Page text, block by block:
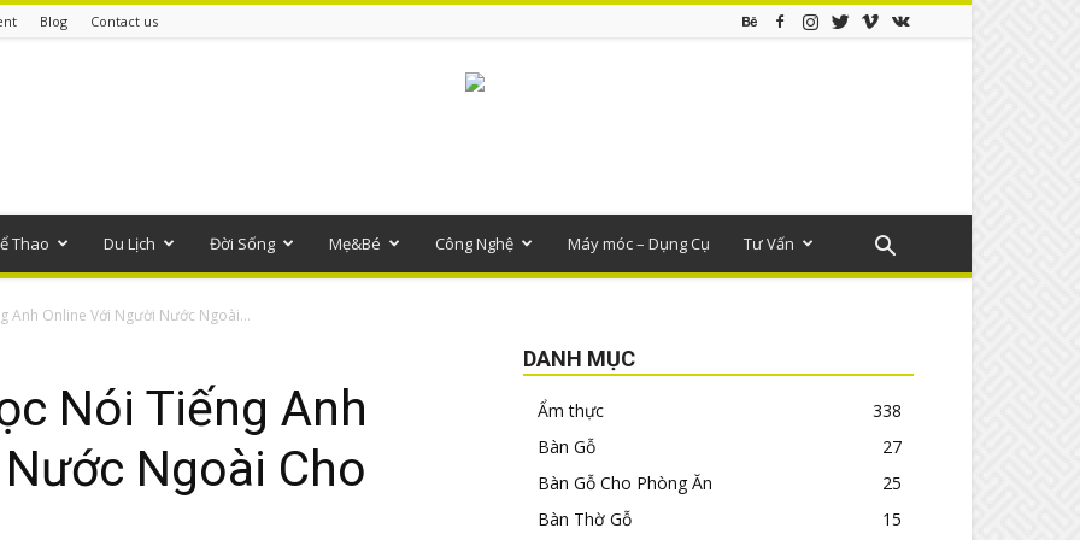
Blog Contact us
Thao Du Lịch Đời Sống Mẹ&Bé Công Nghệ Máy móc – Dụng Cụ Tư Vấn
Anh Online Với Người Nước Ngoài...
Nói Tiếng Anh
Ngoài Cho
DANH MỤC
Ẩm thực
338
Bàn Gỗ
27
Bàn Gỗ Cho Phòng Ăn
25
Bàn Thờ Gỗ
15